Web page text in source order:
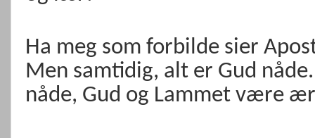
Ha meg som forbilde sier
Men samtidig, alt er Gud
nåde, Gud og Lammet være